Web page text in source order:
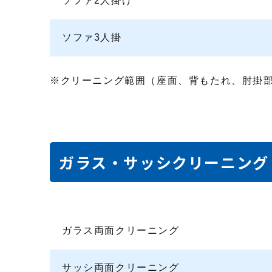
ソファ3人掛
クリーニング範囲（座面、背もたれ、肘掛部
ガラス・サッシクリーニング
ガラス両面クリーニング
サッシ両面クリーニング